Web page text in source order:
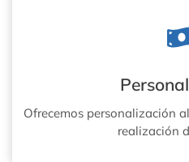
Ofrecemos personalización
realización